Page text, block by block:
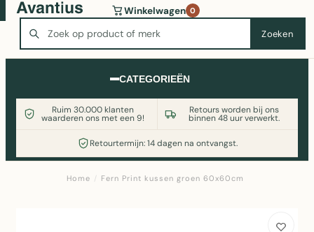
Zoeken
Winkelwagen 0
CATEGORIEËN
Ruim 30.000 klanten
waarderen ons met een 9!
Retours worden bij ons
binnen 48 uur verwerkt.
Retourtermijn: 14 dagen na ontvangst.
Wasmachine of koelkast nodig? Vergelijk alle prijzen op
Witgoedaanbod.nl
Home / Fern Print kussen groen 60x60cm